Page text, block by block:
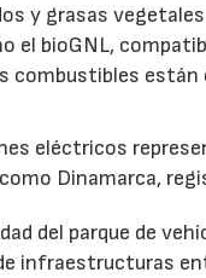
y grasas
el bioGNL,
combustibles
eléctricos
Dinamarca,
del parque de
infraestructuras